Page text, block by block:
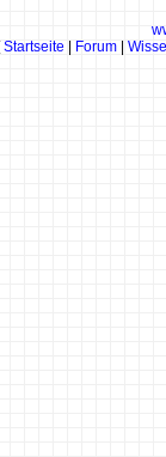
Startseite Forum